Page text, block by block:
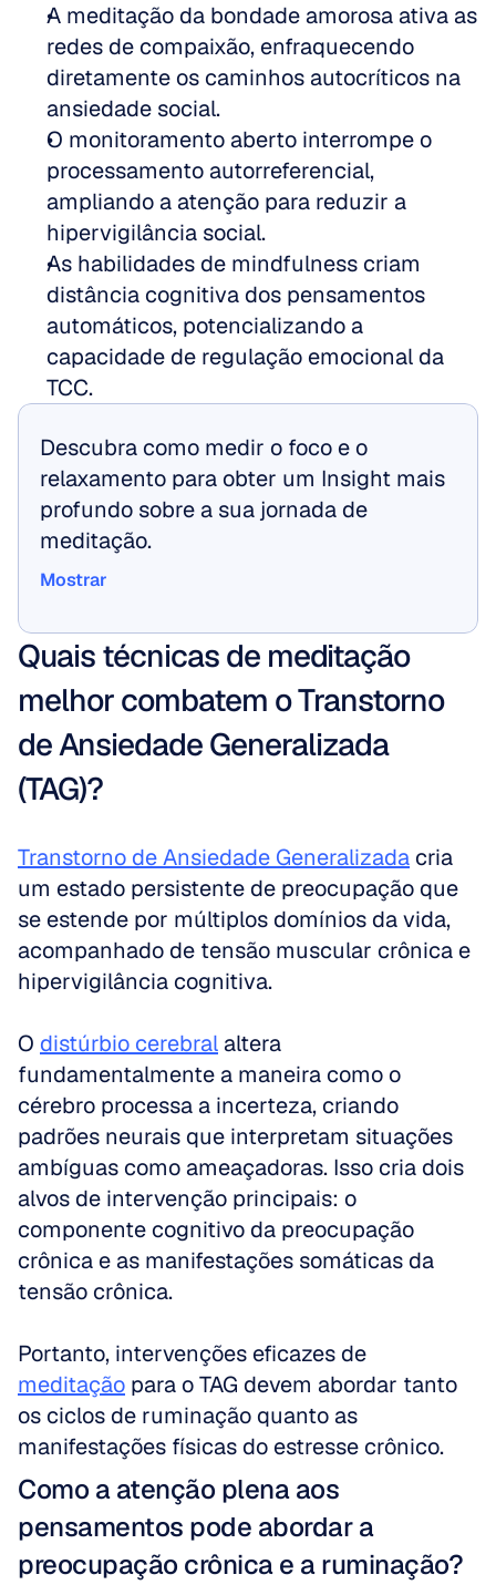
A meditação da bondade amorosa ativa as
redes de compaixão, enfraquecendo
diretamente os caminhos autocríticos na
ansiedade social.
O monitoramento aberto interrompe o
processamento autorreferencial,
ampliando a atenção para reduzir a
hipervigilância social.
As habilidades de mindfulness criam
distância cognitiva dos pensamentos
automáticos, potencializando a
capacidade de regulação emocional da
TCC.
Descubra como medir o foco e o
relaxamento para obter um Insight mais
profundo sobre a sua jornada de
meditação.
Mostrar
Quais técnicas de meditação
melhor combatem o Transtorno
de Ansiedade Generalizada
(TAG)?
Transtorno de Ansiedade Generalizada cria
um estado persistente de preocupação que
se estende por múltiplos domínios da vida,
acompanhado de tensão muscular crônica e
hipervigilância cognitiva.
O distúrbio cerebral altera
fundamentalmente a maneira como o
cérebro processa a incerteza, criando
padrões neurais que interpretam situações
ambíguas como ameaçadoras. Isso cria dois
alvos de intervenção principais: o
componente cognitivo da preocupação
crônica e as manifestações somáticas da
tensão crônica.
meditação para o TAG devem abordar tanto
os ciclos de ruminação quanto as
manifestações físicas do estresse crônico.
Como a atenção plena aos
pensamentos pode abordar a
preocupação crônica e a ruminação?